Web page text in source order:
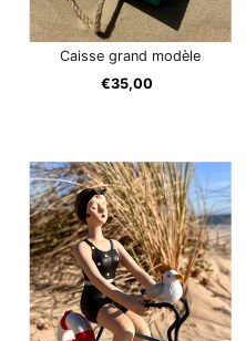
Caisse grand modèle
Prix
€35,00